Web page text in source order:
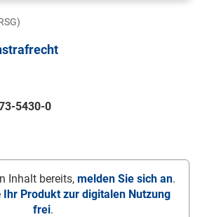
5430-0
Inhalt bereits, melden Sie sich an.
Ihr Produkt zur digitalen Nutzung
frei.